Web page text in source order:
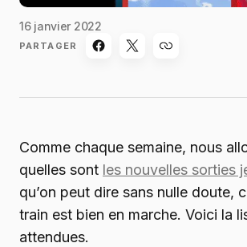
16 janvier 2022
PARTAGER
Comme chaque semaine, nous
quelles sont les nouvelles sorties
qu’on peut dire sans nulle doute,
train est bien en marche. Voici la
attendues.